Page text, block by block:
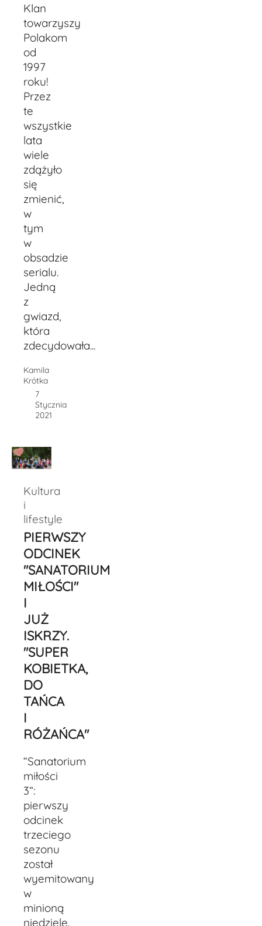
Klan
towarzyszy
Polakom
od
1997
roku!
Przez
te
wszystkie
lata
wiele
zdążyło
się
zmienić,
w
tym
w
obsadzie
serialu.
Jedną
z
gwiazd,
która
zdecydowała...
Kamila
Krótka
7
Stycznia
2021
Kultura
i
lifestyle
PIERWSZY
ODCINEK
"SANATORIUM
MIŁOŚCI"
I
JUŻ
ISKRZY.
"SUPER
KOBIETKA,
DO
TAŃCA
I
RÓŻAŃCA"
“Sanatorium
miłości
3”:
pierwszy
odcinek
trzeciego
sezonu
został
wyemitowany
w
minioną
niedzielę.